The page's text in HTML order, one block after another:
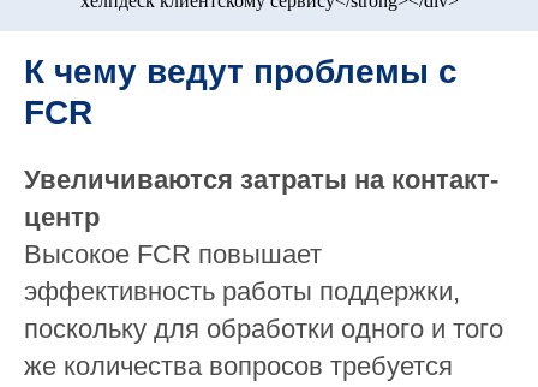
К чему ведут проблемы с
FCR
Увеличиваются затраты на контакт-
центр
Высокое FCR повышает
эффективность работы поддержки,
поскольку для обработки одного и того
же количества вопросов требуется